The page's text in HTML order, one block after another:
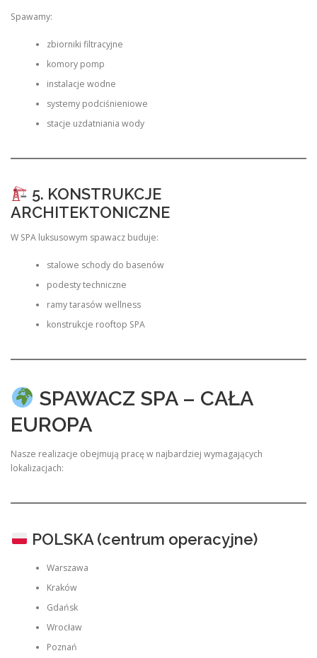
Spawamy:
zbiorniki filtracyjne
komory pomp
instalacje wodne
systemy podciśnieniowe
stacje uzdatniania wody
5. KONSTRUKCJE
ARCHITEKTONICZNE
W SPA luksusowym spawacz buduje:
stalowe schody do basenów
podesty techniczne
ramy tarasów wellness
konstrukcje rooftop SPA
SPAWACZ SPA – CAŁA
EUROPA
Nasze realizacje obejmują pracę w najbardziej wymagających
lokalizacjach:
POLSKA (centrum operacyjne)
Warszawa
Kraków
Gdańsk
Wrocław
Poznań